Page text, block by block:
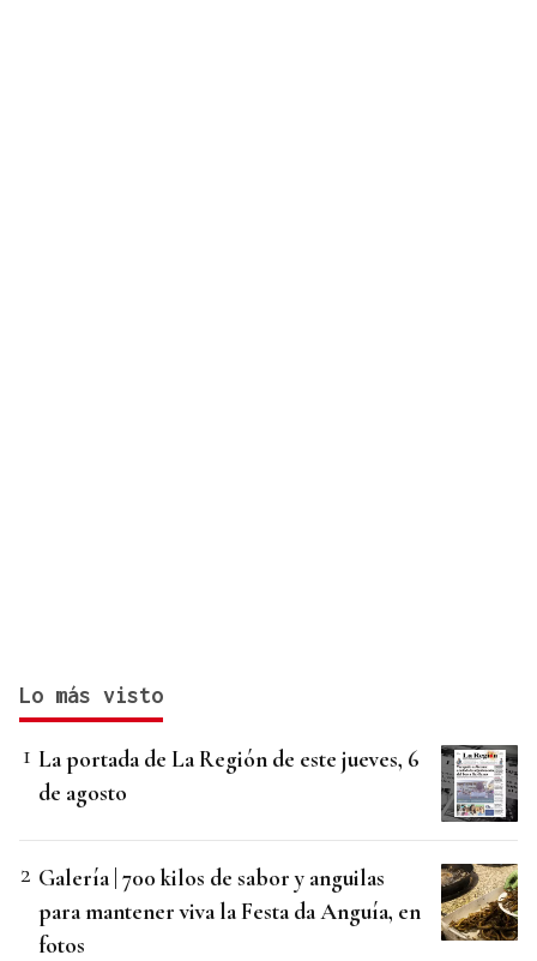
Lo más visto
La portada de La Región de este jueves, 6
de agosto
Galería | 700 kilos de sabor y anguilas
para mantener viva la Festa da Anguía, en
fotos